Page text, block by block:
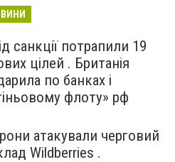
санкції потрапили 19
цілей . Британія
по банках і
флоту» рф
атакували черговий
Wildberries .